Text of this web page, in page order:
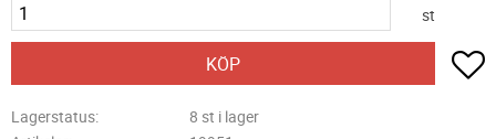
st
KÖP
Lagerstatus
8 st i lager